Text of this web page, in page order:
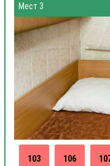
Мест 3
103 106